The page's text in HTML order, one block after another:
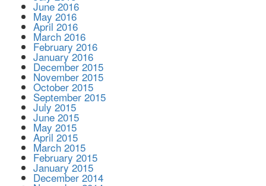
June 2016
May 2016
April 2016
March 2016
February 2016
January 2016
December 2015
November 2015
October 2015
September 2015
July 2015
June 2015
May 2015
April 2015
March 2015
February 2015
January 2015
December 2014